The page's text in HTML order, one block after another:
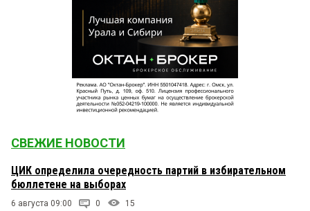
СВЕЖИЕ НОВОСТИ
ЦИК определила очередность партий в избирательном
бюллетене на выборах
6 августа 09:00 0 15